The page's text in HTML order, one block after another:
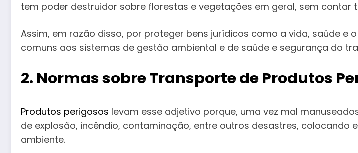
tem poder destruidor sobre florestas e vegetações em geral, sem
Assim, em razão disso, por proteger bens jurídicos como a vida, saúde e
comuns aos sistemas de gestão ambiental e de saúde e segurança do
2. Normas sobre Transporte de Produtos
Produtos perigosos levam esse adjetivo porque, uma vez mal
de explosão, incêndio, contaminação, entre outros desastres,
ambiente.